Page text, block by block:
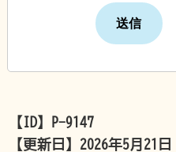
【ID】
P-9147
【更新日】 2026年5月21日